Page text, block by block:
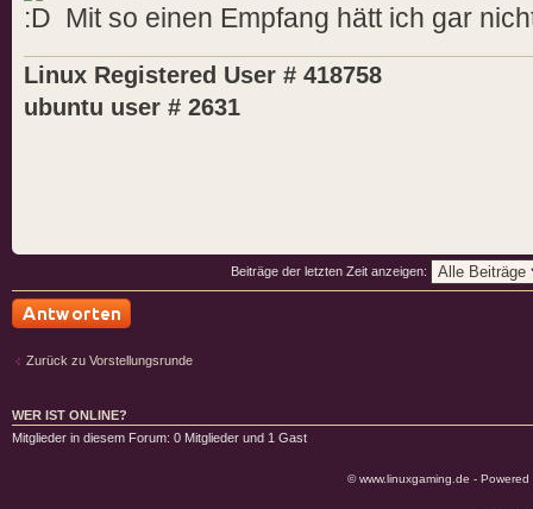
Mit so einen Empfang hätt ich gar
Linux Registered User # 418758
ubuntu user # 2631
Beiträge der letzten Zeit anzeigen:
Zurück zu Vorstellungsrunde
WER IST ONLINE?
Mitglieder in diesem Forum: 0 Mitglieder und 1 Gast
© www.linuxgaming.de -